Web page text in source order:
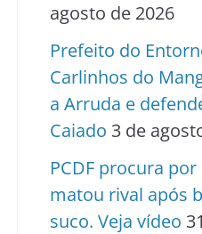
agosto de 2026
Prefeito do
Carlinhos do
a Arruda e
Caiado 3 de
PCDF procura
matou rival após
suco. Veja vídeo